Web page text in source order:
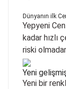
Dünyanın ilk
Yepyeni
kadar hızlı
riski
Yeni
Yeni bir